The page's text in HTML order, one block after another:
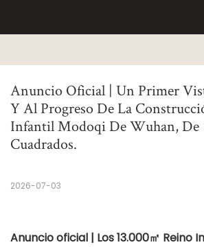
Anuncio Oficial | Un Primer
Y Al Progreso De La
Infantil Modoqi De Wuhan, De
Cuadrados.
2026-07-03
Anuncio oficial | Los 13.000㎡ Reino